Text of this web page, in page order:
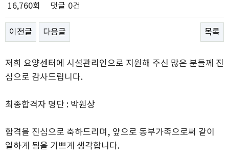
16,760회
댓글 0건
이전글 다음글 목록
저희 요양센터에 시설관리인으로 지원해 주신 많은 분들께 진
심으로 감사드립니다.
최종합격자 명단 : 박원상
합격을 진심으로 축하드리며, 앞으로 동부가족으로써 같이
일하게 됨을 기쁘게 생각합니다.